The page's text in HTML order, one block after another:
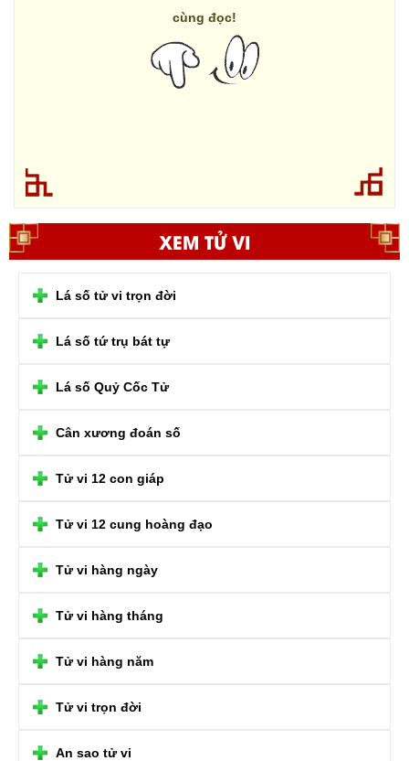
cùng đọc!
XEM TỬ VI
Lá số tử vi trọn đời
Lá số tứ trụ bát tự
Lá số Quỷ Cốc Tử
Cân xương đoán số
Tử vi 12 con giáp
Tử vi 12 cung hoàng đạo
Tử vi hàng ngày
Tử vi hàng tháng
Tử vi hàng năm
Tử vi trọn đời
An sao tử vi